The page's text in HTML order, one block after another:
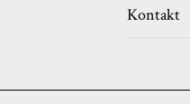
Kontakt